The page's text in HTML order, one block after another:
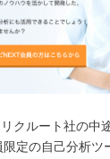
クルート社の中
定の自己分析ツ